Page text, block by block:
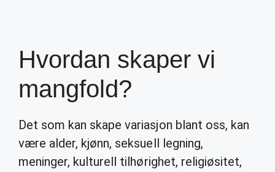
Hvordan skaper vi
mangfold?
Det som kan skape variasjon blant oss, kan
være alder, kjønn, seksuell legning,
meninger, kulturell tilhørighet, religiøsitet,